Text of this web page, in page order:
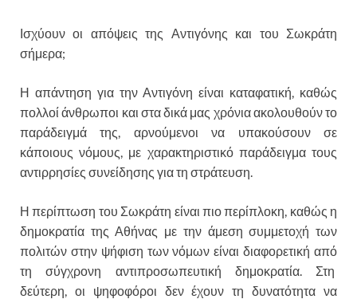
Ισχύουν οι απόψεις της Αντιγόνης και του Σωκράτη
σήμερα;
Η απάντηση για την Αντιγόνη είναι καταφατική, καθώς
πολλοί άνθρωποι και στα δικά μας χρόνια ακολουθούν το
παράδειγμά της, αρνούμενοι να υπακούσουν σε
κάποιους νόμους, με χαρακτηριστικό παράδειγμα τους
αντιρρησίες συνείδησης για τη στράτευση.
Η περίπτωση του Σωκράτη είναι πιο περίπλοκη, καθώς η
δημοκρατία της Αθήνας με την άμεση συμμετοχή των
πολιτών στην ψήφιση των νόμων είναι διαφορετική από
τη σύγχρονη αντιπροσωπευτική δημοκρατία. Στη
δεύτερη, οι ψηφοφόροι δεν έχουν τη δυνατότητα να